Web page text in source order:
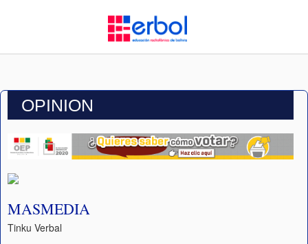
OPINION
MASMEDIA
Tinku Verbal